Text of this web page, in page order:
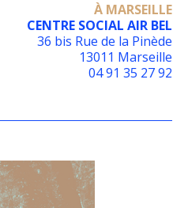
À MARSEILLE
CENTRE SOCIAL AIR BEL
36 bis Rue de la Pinède
13011 Marseille
04 91 35 27 92